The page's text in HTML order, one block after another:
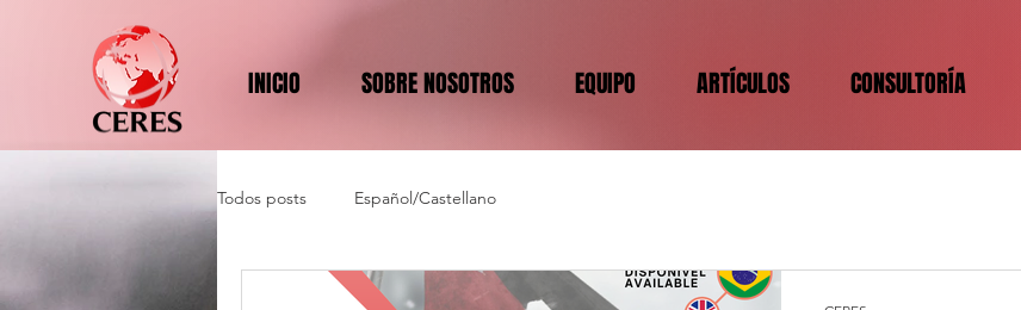
INICIO SOBRE NOSOTROS EQUIPO ARTÍCULOS CONSULTORÍA
Todos posts Español/Castellano